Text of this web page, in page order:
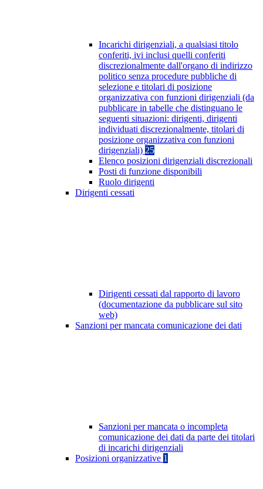
Incarichi dirigenziali, a qualsiasi titolo
conferiti, ivi inclusi quelli conferiti
discrezionalmente dall'organo di indirizzo
politico senza procedure pubbliche di
selezione e titolari di posizione
organizzativa con funzioni dirigenziali (da
pubblicare in tabelle che distinguano le
seguenti situazioni: dirigenti, dirigenti
individuati discrezionalmente, titolari di
posizione organizzativa con funzioni
dirigenziali) 25
Elenco posizioni dirigenziali discrezionali
Posti di funzione disponibili
Ruolo dirigenti
Dirigenti cessati
Dirigenti cessati dal rapporto di lavoro
(documentazione da pubblicare sul sito
web)
Sanzioni per mancata comunicazione dei dati
Sanzioni per mancata o incompleta
comunicazione dei dati da parte dei titolari
di incarichi dirigenziali
Posizioni organizzative 1